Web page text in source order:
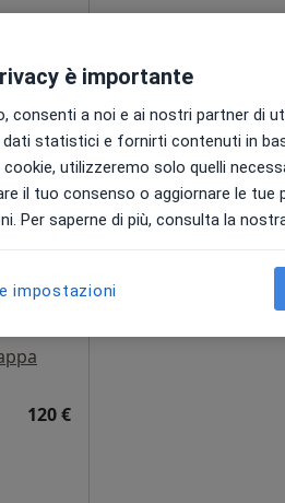
Moroni
120 €
Oggi
6 Ago 7
Non ci
è importante
consenti a noi e ai nostri partner di
statistici e fornirti contenuti in
utilizzeremo solo quelli
il tuo consenso o aggiornare le tue
Per saperne di più, consulta la
impostazioni